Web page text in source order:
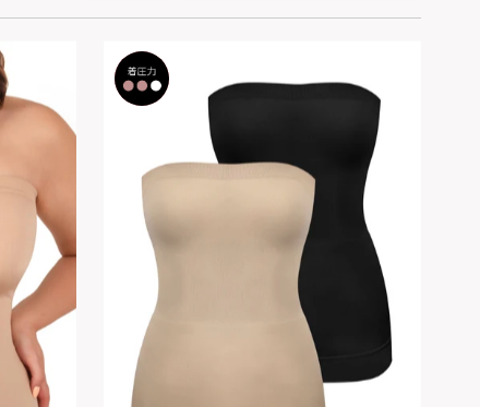
Featured
Price, low to high
Price, high to low
2
セット